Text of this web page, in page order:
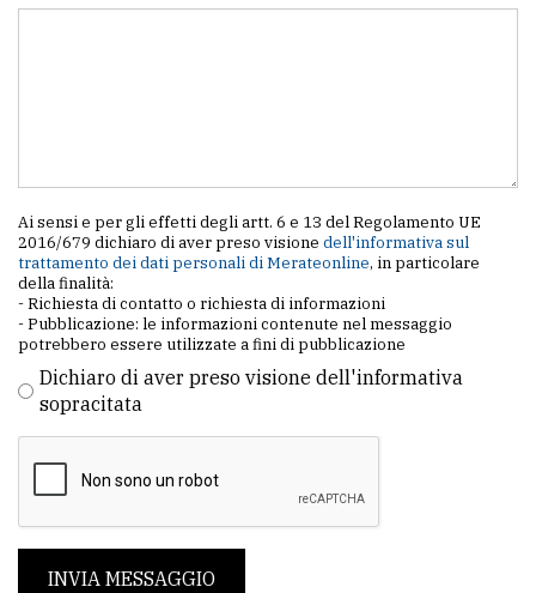
Ai sensi e per gli effetti degli artt. 6 e 13 del Regolamento UE
2016/679 dichiaro di aver preso visione dell'informativa sul
trattamento dei dati personali di Merateonline, in particolare
della finalità:
- Richiesta di contatto o richiesta di informazioni
- Pubblicazione: le informazioni contenute nel messaggio
potrebbero essere utilizzate a fini di pubblicazione
Dichiaro di aver preso visione dell'informativa
sopracitata
INVIA MESSAGGIO